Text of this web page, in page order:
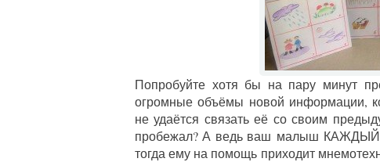
Попробуйте хотя бы на пару минут
огромные объёмы новой информации,
не удаётся связать её со своим
пробежал? А ведь ваш малыш КАЖДЫЙ
тогда ему на помощь приходит